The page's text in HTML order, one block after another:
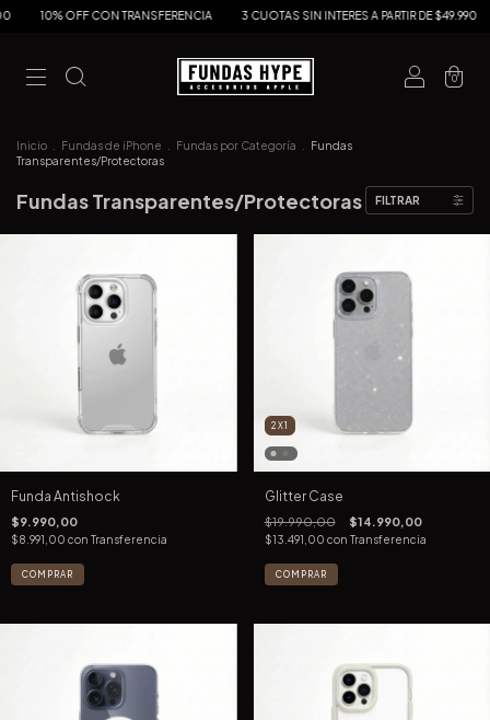
CON TRANSFERENCIA 3 CUOTAS SIN INTERES A PARTIR DE $49.990 6 CUOTAS
0
Inicio Fundas de iPhone Fundas por Categoría
Fundas
Transparentes/Protectoras
Fundas Transparentes/Protectoras FILTRAR
Funda Antishock
$9.990,00
$8.991,00 con Transferencia
COMPRAR
2X1
Glitter Case
$19.990,00 $14.990,00
$13.491,00 con Transferencia
COMPRAR